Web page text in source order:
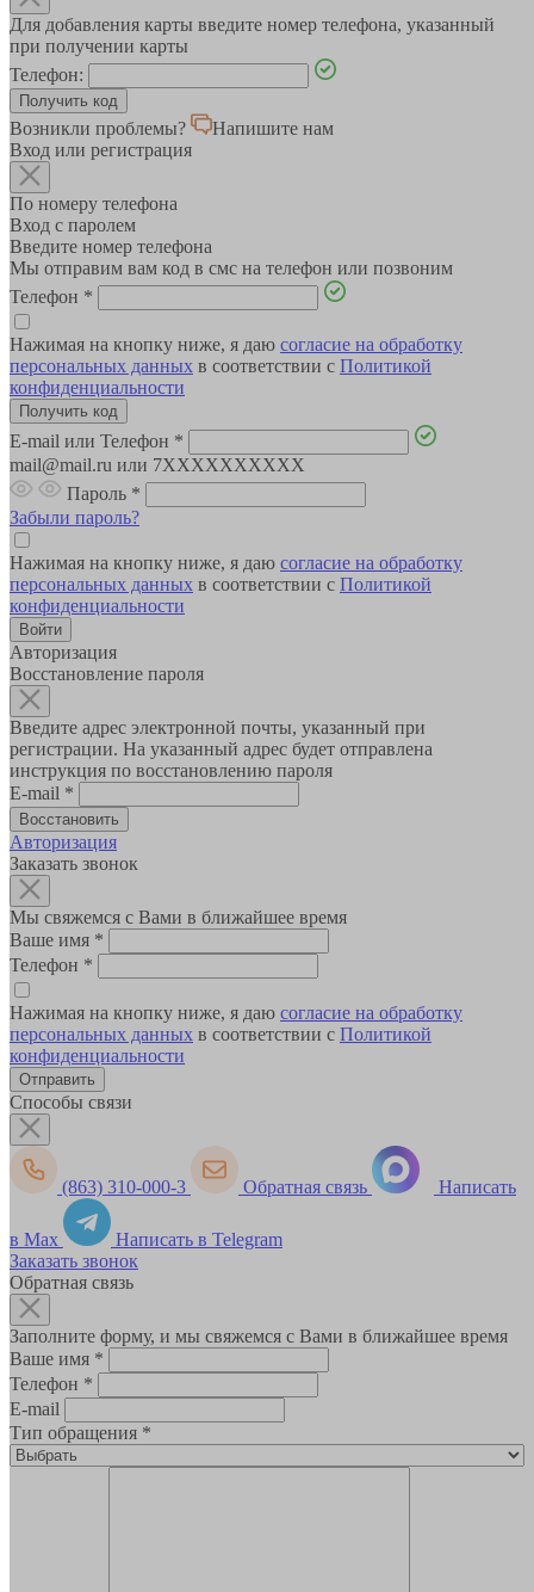
Для добавления карты введите номер телефона, указанный
при получении карты
Телефон:
Возникли проблемы?
Напишите нам
Вход или регистрация
По номеру телефона
Вход с паролем
Введите номер телефона
Мы отправим вам код в смс на телефон или позвоним
Телефон *
Нажимая на кнопку ниже, я даю согласие на обработку
персональных данных в соответствии с Политикой
конфиденциальности
E-mail или Телефон *
mail@mail.ru или 7XXXXXXXXXX
Пароль *
Забыли пароль?
Нажимая на кнопку ниже, я даю согласие на обработку
персональных данных в соответствии с Политикой
конфиденциальности
Авторизация
Восстановление пароля
Введите адрес электронной почты, указанный при
регистрации. На указанный адрес будет отправлена
инструкция по восстановлению пароля
E-mail *
Авторизация
Заказать звонок
Мы свяжемся с Вами в ближайшее время
Ваше имя *
Телефон *
Нажимая на кнопку ниже, я даю согласие на обработку
персональных данных в соответствии с Политикой
конфиденциальности
Способы связи
(863) 310-000-3 Обратная связь Написать
в Max
Написать в Telegram
Заказать звонок
Обратная связь
Заполните форму, и мы свяжемся с Вами в ближайшее время
Ваше имя *
Телефон *
E-mail
Тип обращения *